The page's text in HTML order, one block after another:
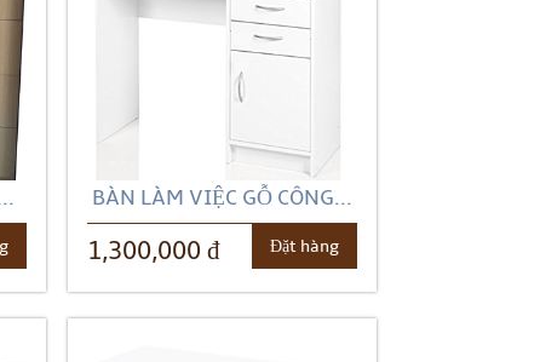
BÀN LÀM VIỆC GỖ CÔNG...
1,300,000 đ Đặt hàng